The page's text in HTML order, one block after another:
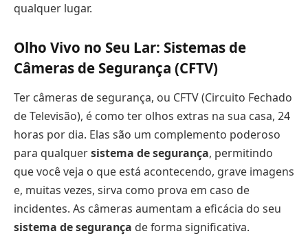
qualquer lugar.
Olho Vivo no Seu Lar: Sistemas de
Câmeras de Segurança (CFTV)
Ter câmeras de segurança, ou CFTV (Circuito Fechado
de Televisão), é como ter olhos extras na sua casa, 24
horas por dia. Elas são um complemento poderoso
para qualquersistema de segurança, permitindo
que você veja o que está acontecendo, grave imagens
e, muitas vezes, sirva como prova em caso de
incidentes. As câmeras aumentam a eficácia do seu
sistema de segurança de forma significativa.